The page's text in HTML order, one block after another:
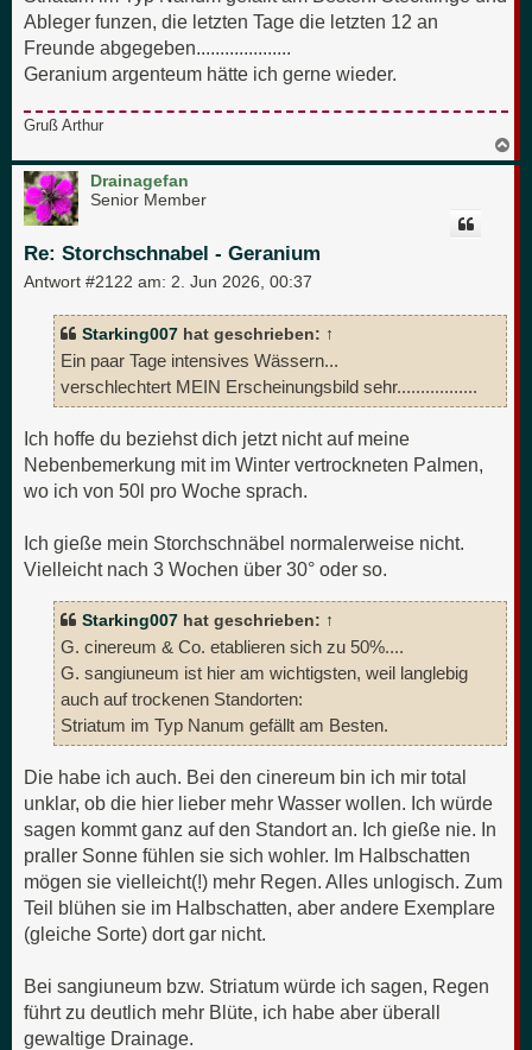
Ableger funzen, die letzten Tage die letzten 12 an
Freunde abgegeben....................
Geranium argenteum hätte ich gerne wieder.
Gruß Arthur
a
Drainagefan
Senior Member
Re: Storchschnabel - Geranium
Antwort #2122 am: 2. Jun 2026, 00:37
Starking007 hat geschrieben: ↑
Ein paar Tage intensives Wässern...
verschlechtert MEIN Erscheinungsbild sehr.................
Ich hoffe du beziehst dich jetzt nicht auf meine
Nebenbemerkung mit im Winter vertrockneten Palmen,
wo ich von 50l pro Woche sprach.
Ich gieße mein Storchschnäbel normalerweise nicht.
Vielleicht nach 3 Wochen über 30° oder so.
Starking007 hat geschrieben: ↑
G. cinereum & Co. etablieren sich zu 50%....
G. sangiuneum ist hier am wichtigsten, weil langlebig
auch auf trockenen Standorten:
Striatum im Typ Nanum gefällt am Besten.
Die habe ich auch. Bei den cinereum bin ich mir total
unklar, ob die hier lieber mehr Wasser wollen. Ich würde
sagen kommt ganz auf den Standort an. Ich gieße nie. In
praller Sonne fühlen sie sich wohler. Im Halbschatten
mögen sie vielleicht(!) mehr Regen. Alles unlogisch. Zum
Teil blühen sie im Halbschatten, aber andere Exemplare
(gleiche Sorte) dort gar nicht.
Bei sangiuneum bzw. Striatum würde ich sagen, Regen
führt zu deutlich mehr Blüte, ich habe aber überall
gewaltige Drainage.